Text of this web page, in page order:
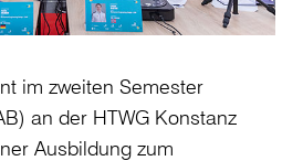
im zweiten Semester
an der HTWG Konstanz
Ausbildung zum